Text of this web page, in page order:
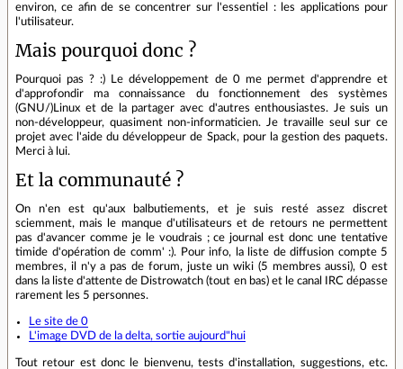
environ, ce afin de se concentrer sur l'essentiel : les applications pour
l'utilisateur.
Mais pourquoi donc ?
Pourquoi pas ? :) Le développement de 0 me permet d'apprendre et
d'approfondir ma connaissance du fonctionnement des systèmes
(GNU/)Linux et de la partager avec d'autres enthousiastes. Je suis un
non-développeur, quasiment non-informaticien. Je travaille seul sur ce
projet avec l'aide du développeur de Spack, pour la gestion des paquets.
Merci à lui.
Et la communauté ?
On n'en est qu'aux balbutiements, et je suis resté assez discret
sciemment, mais le manque d'utilisateurs et de retours ne permettent
pas d'avancer comme je le voudrais ; ce journal est donc une tentative
timide d'opération de comm' :). Pour info, la liste de diffusion compte 5
membres, il n'y a pas de forum, juste un wiki (5 membres aussi), 0 est
dans la liste d'attente de Distrowatch (tout en bas) et le canal IRC dépasse
rarement les 5 personnes.
Le site de 0
L'image DVD de la delta, sortie aujourd"hui
Tout retour est donc le bienvenu, tests d'installation, suggestions, etc.